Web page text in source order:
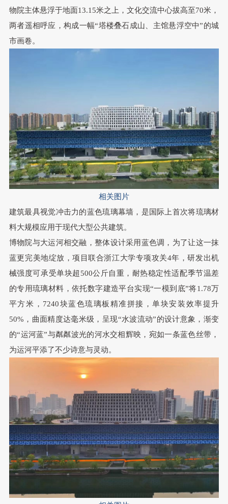
物院主体悬浮于地面13.15米之上 ，文化交流中心拔高至70米 ，
两者遥相呼应，构成一幅“塔楼叠石成山、主馆悬浮空中”的城
市画卷。
相关图片
建筑最具视觉冲击力的蓝色琉璃幕墙 ， 是国际上首次将琉璃材
料大规模应用于现代大型公共建筑。
博物院与大运河相交融 ， 整体设计采用蓝色调 ， 为了让这一抹
蓝更完美地绽放 ，项目联合浙江大学专项攻关4年 ，研发出机
械强度可承受单块超500公斤自重 ， 耐热稳定性适配季节温差
的专用琉璃材料 ，依托数字建造平台实现“一模到底”将1.78万
平方米 ， 7240块蓝色琉璃板精准拼接 ，单块安装效率提升
50% ， 曲面精度达毫米级 ， 呈现“水波流动”的设计意象 ， 渐变
的“运河蓝”与粼粼波光的河水交相辉映 ， 宛如一条蓝色丝带 ，
为运河平添了不少诗意与灵动。